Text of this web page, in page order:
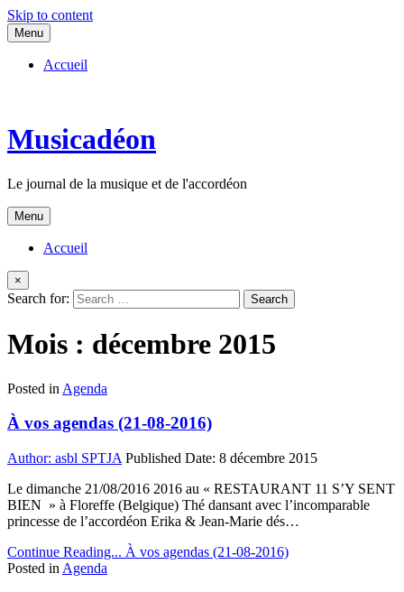
Skip to content
Menu
Accueil
Musicadéon
Le journal de la musique et de l'accordéon
Menu
Accueil
×
Search for:
Mois : décembre 2015
Posted in Agenda
À vos agendas (21-08-2016)
Author: asbl SPTJA Published Date: 8 décembre 2015
Le dimanche 21/08/2016 2016 au « RESTAURANT 11 S’Y SENT
BIEN » à Floreffe (Belgique) Thé dansant avec l’incomparable
princesse de l’accordéon Erika & Jean-Marie dés…
Continue Reading... À vos agendas (21-08-2016)
Posted in Agenda